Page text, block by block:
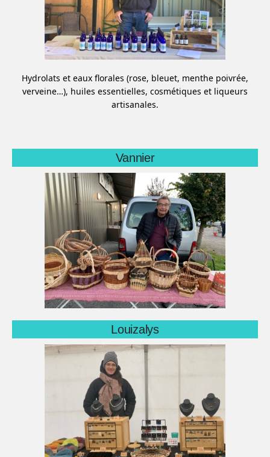
Hydrolats et eaux florales (rose, bleuet, menthe poivrée,
verveine…), huiles essentielles, cosmétiques et liqueurs
artisanales.
Vannier
Louizalys